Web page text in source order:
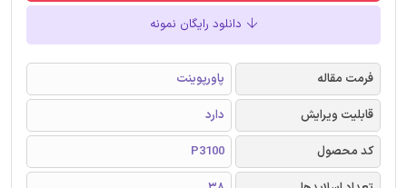
دانلود رایگان نمونه
فرمت مقاله
پاورپوینت
قابلیت ویرایش
دارد
کد محصول
P3100